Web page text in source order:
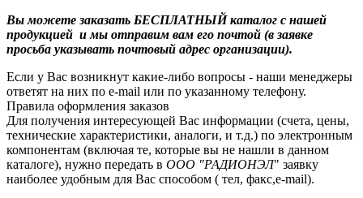
Вы можете заказать БЕСПЛАТНЫЙ каталог с нашей
продукцией и мы отправим вам его почтой (в заявке
просьба указывать почтовый адрес организации).
Если у Вас возникнут какие-либо вопросы - наши менеджеры
ответят на них по e-mail или по указанному телефону.
Правила оформления заказов
Для получения интересующей Вас информации (счета, цены,
технические характеристики, аналоги, и т.д.) по электронным
компонентам (включая те, которые вы не нашли в данном
каталоге), нужно передать в ООО "РАДИОНЭЛ" заявку
наиболее удобным для Вас способом ( тел, факс,e-mail).